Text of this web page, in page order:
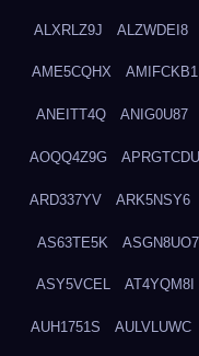
ALXRLZ9J ALZWDEI8
AME5CQHX AMIFCKB1
ANEITT4Q ANIG0U87
AOQQ4Z9G APRGTCDU
ARD337YV ARK5NSY6
AS63TE5K ASGN8UO7
ASY5VCEL AT4YQM8I
AUH1751S AULVLUWC